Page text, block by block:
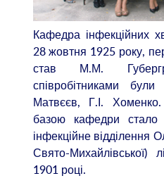
Кафедра інфекційних
28 жовтня 1925 року,
став М.М.
співробітниками
Матвєєв, Г.І.
базою кафедри
інфекційне відділення
Свято-Михайлівської)
1901 році.